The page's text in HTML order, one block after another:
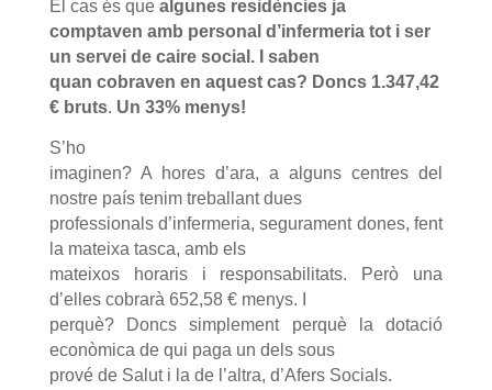
El cas és que algunes residències ja
comptaven amb personal d’infermeria tot i ser
un servei de caire social. I saben
quan cobraven en aquest cas? Doncs 1.347,42
€ bruts. Un 33% menys!
S’ho
imaginen? A hores d’ara, a alguns centres del
nostre país tenim treballant dues
professionals d’infermeria, segurament dones, fent
la mateixa tasca, amb els
mateixos horaris i responsabilitats. Però una
d’elles cobrarà 652,58 € menys. I
perquè? Doncs simplement perquè la dotació
econòmica de qui paga un dels sous
prové de Salut i la de l’altra, d’Afers Socials.